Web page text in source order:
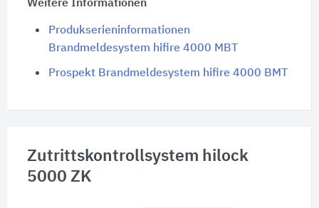
Weitere Informationen
Produkserieninformationen
Brandmeldesystem hifire 4000 MBT
Prospekt Brandmeldesystem hifire 4000 BMT
Zutrittskontrollsystem hilock
5000 ZK